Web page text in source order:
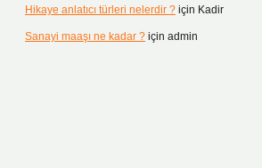
Hikaye anlatıcı türleri nelerdir ? için Kadir
Sanayi maaşı ne kadar ? için admin